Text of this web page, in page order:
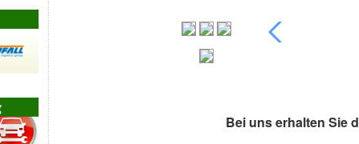
Bei uns erhalten Sie